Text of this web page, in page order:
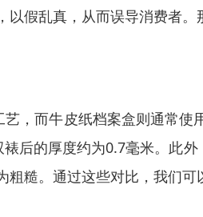
假乱真，从而误导消费者
，而牛皮纸档案盒则通常
后的厚度约为0.7毫米。此
糙。通过这些对比，我们可